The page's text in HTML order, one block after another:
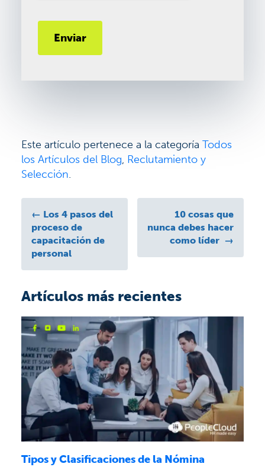
Este artículo pertenece a la categoría Todos
los Artículos del Blog, Reclutamiento y
Selección.
← Los 4 pasos del
proceso de
capacitación de
personal
10 cosas que
nunca debes hacer
como líder →
Artículos más recientes
Tipos y Clasificaciones de la Nómina